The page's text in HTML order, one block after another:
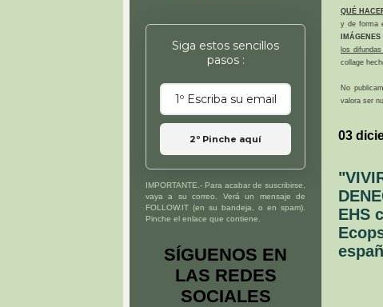
QUÉ
y de forma
los
collage
No
valora ser
03
EHS
Siga estos sencillos
pasos :
2º Pinche aquí
IMPORTANTE.- Para acabar de suscribirse,
vaya a su correo. Verá un mensaje de
FOLLOW.IT (en su bandeja, o en spam).
Pinche el enlace que contiene.
SÍGUENOS EN
LAS REDES
SOCIALES